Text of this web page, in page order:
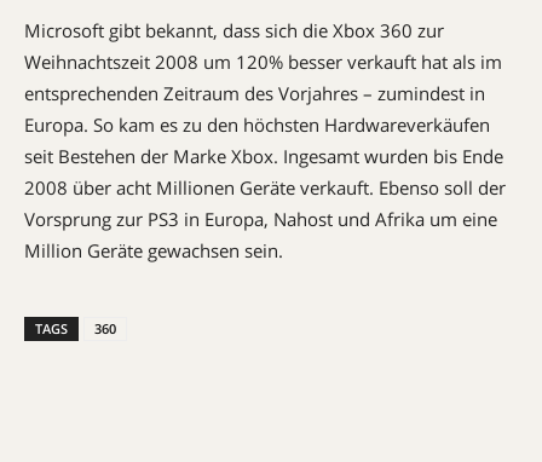
Microsoft gibt bekannt, dass sich die Xbox 360 zur
Weihnachtszeit 2008 um 120% besser verkauft hat als im
entsprechenden Zeitraum des Vorjahres – zumindest in
Europa. So kam es zu den höchsten Hardwareverkäufen
seit Bestehen der Marke Xbox. Ingesamt wurden bis Ende
2008 über acht Millionen Geräte verkauft. Ebenso soll der
Vorsprung zur PS3 in Europa, Nahost und Afrika um eine
Million Geräte gewachsen sein.
TAGS 360